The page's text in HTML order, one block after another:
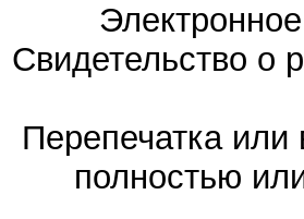
Свидетельство
Перепечатка
полностью